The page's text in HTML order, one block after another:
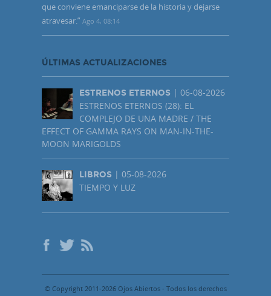
que conviene emanciparse de la historia y dejarse
atravesar.” Ago 4, 08:14
ÚLTIMAS ACTUALIZACIONES
ESTRENOS ETERNOS | 06-08-2026
ESTRENOS ETERNOS (28): EL
COMPLEJO DE UNA MADRE / THE
EFFECT OF GAMMA RAYS ON MAN-IN-THE-
MOON MARIGOLDS
LIBROS | 05-08-2026
TIEMPO Y LUZ
© Copyright 2011-2026 Ojos Abiertos - Todos los derechos